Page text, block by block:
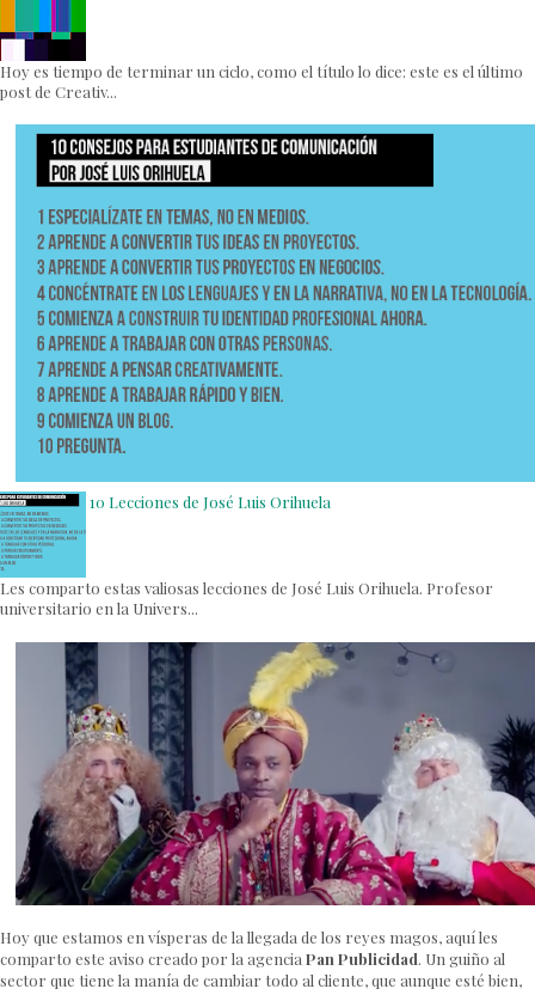
Hoy es tiempo de terminar un ciclo, como el título lo dice: este es el último
post de Creativ...
10 Lecciones de José Luis Orihuela
Les comparto estas valiosas lecciones de José Luis Orihuela. Profesor
universitario en la Univers...
Hoy que estamos en vísperas de la llegada de los reyes magos, aquí les
comparto este aviso creado por la agencia Pan Publicidad. Un guiño al
sector que tiene la manía de cambiar todo al cliente, que aunque esté bien,